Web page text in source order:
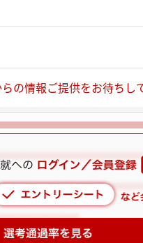
28卒 IT・DX企
業研究
の情報ご提供をお待ちし